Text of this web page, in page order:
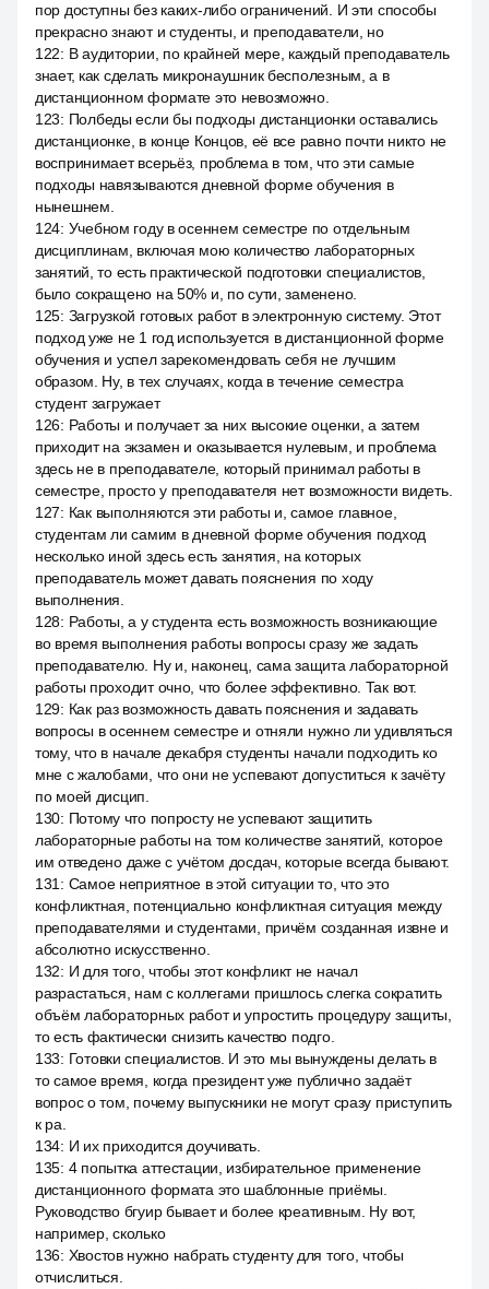
пор доступны без каких-либо ограничений. И эти способы
прекрасно знают и студенты, и преподаватели, но
122: В аудитории, по крайней мере, каждый преподаватель
знает, как сделать микронаушник бесполезным, а в
дистанционном формате это невозможно.
123: Полбеды если бы подходы дистанционки оставались
дистанционке, в конце Концов, её все равно почти никто не
воспринимает всерьёз, проблема в том, что эти самые
подходы навязываются дневной форме обучения в
нынешнем.
124: Учебном году в осеннем семестре по отдельным
дисциплинам, включая мою количество лабораторных
занятий, то есть практической подготовки специалистов,
было сокращено на 50% и, по сути, заменено.
125: Загрузкой готовых работ в электронную систему. Этот
подход уже не 1 год используется в дистанционной форме
обучения и успел зарекомендовать себя не лучшим
образом. Ну, в тех случаях, когда в течение семестра
студент загружает
126: Работы и получает за них высокие оценки, а затем
приходит на экзамен и оказывается нулевым, и проблема
здесь не в преподавателе, который принимал работы в
семестре, просто у преподавателя нет возможности видеть.
127: Как выполняются эти работы и, самое главное,
студентам ли самим в дневной форме обучения подход
несколько иной здесь есть занятия, на которых
преподаватель может давать пояснения по ходу
выполнения.
128: Работы, а у студента есть возможность возникающие
во время выполнения работы вопросы сразу же задать
преподавателю. Ну и, наконец, сама защита лабораторной
работы проходит очно, что более эффективно. Так вот.
129: Как раз возможность давать пояснения и задавать
вопросы в осеннем семестре и отняли нужно ли удивляться
тому, что в начале декабря студенты начали подходить ко
мне с жалобами, что они не успевают допуститься к зачёту
по моей дисцип.
130: Потому что попросту не успевают защитить
лабораторные работы на том количестве занятий, которое
им отведено даже с учётом досдач, которые всегда бывают.
131 : Самое неприятное в этой ситуации то, что это
конфликтная, потенциально конфликтная ситуация между
преподавателями и студентами, причём созданная извне и
абсолютно искусственно.
132: И для того, чтобы этот конфликт не начал
разрастаться, нам с коллегами пришлось слегка сократить
объём лабораторных работ и упростить процедуру защиты,
то есть фактически снизить качество подго.
133: Готовки специалистов. И это мы вынуждены делать в
то самое время, когда президент уже публично задаёт
вопрос о том, почему выпускники не могут сразу приступить
к ра.
134: И их приходится доучивать.
135: 4 попытка аттестации, избирательное применение
дистанционного формата это шаблонные приёмы.
Руководство бгуир бывает и более креативным. Ну вот,
например, сколько
136: Хвостов нужно набрать студенту для того, чтобы
отчислиться.